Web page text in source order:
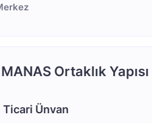
MANAS Ortaklık Yapısı
Ticari Ünvan